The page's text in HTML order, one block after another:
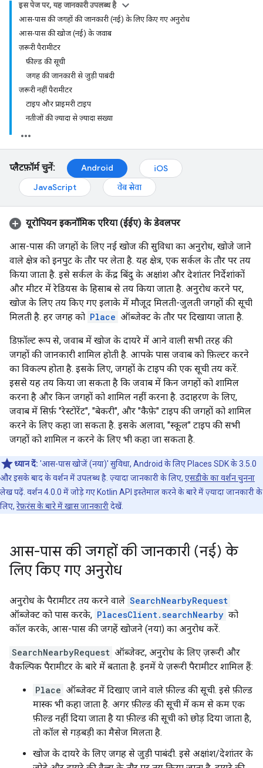
इस पेज पर, यह जानकारी उपलब्ध है
आस-पास की जगहों की जानकारी (नई) के लिए किए गए अनुरोध
आस-पास की खोज (नई) के जवाब
ज़रूरी पैरामीटर
फ़ील्ड की सूची
जगह की जानकारी से जुड़ी पाबंदी
ज़रूरी नहीं पैरामीटर
टाइप और प्राइमरी टाइप
नतीजों की ज़्यादा से ज़्यादा संख्या
प्लैटफ़ॉर्म चुनें: Android
iOS
JavaScript
वेब सेवा
यूरोपियन इकनॉमिक एरिया (ईईए) के डेवलपर
आस-पास की जगहों के लिए नई खोज की सुविधा का अनुरोध, खोजे जाने
वाले क्षेत्र को इनपुट के तौर पर लेता है. यह क्षेत्र, एक सर्कल के तौर पर तय
किया जाता है. इसे सर्कल के केंद्र बिंदु के अक्षांश और देशांतर निर्देशांकों
और मीटर में रेडियस के हिसाब से तय किया जाता है. अनुरोध करने पर,
खोज के लिए तय किए गए इलाके में मौजूद मिलती-जुलती जगहों की सूची
मिलती है. हर जगह को Place ऑब्जेक्ट के तौर पर दिखाया जाता है.
डिफ़ॉल्ट रूप से, जवाब में खोज के दायरे में आने वाली सभी तरह की
जगहों की जानकारी शामिल होती है. आपके पास जवाब को फ़िल्टर करने
का विकल्प होता है. इसके लिए, जगहों के टाइप की एक सूची तय करें.
इससे यह तय किया जा सकता है कि जवाब में किन जगहों को शामिल
करना है और किन जगहों को शामिल नहीं करना है. उदाहरण के लिए,
जवाब में सिर्फ़ "रेस्टोरेंट", "बेकरी", और "कैफ़े" टाइप की जगहों को शामिल
करने के लिए कहा जा सकता है. इसके अलावा, "स्कूल" टाइप की सभी
जगहों को शामिल न करने के लिए भी कहा जा सकता है.
ध्यान दें: 'आस-पास खोजें (नया)' सुविधा, Android के लिए Places SDK के 3.5.0
और इसके बाद के वर्शन में उपलब्ध है. ज़्यादा जानकारी के लिए, एसडीके का वर्शन चुनना
लेख पढ़ें. वर्शन 4.0.0 में जोड़े गए Kotlin API इस्तेमाल करने के बारे में ज़्यादा जानकारी के
लिए, रेफ़रंस के बारे में खास जानकारीदेखें.
आस-पास की जगहों की जानकारी (नई) के
लिए किए गए अनुरोध
अनुरोध के पैरामीटर तय करने वाले SearchNearbyRequest
ऑब्जेक्ट को पास करके, PlacesClient.searchNearby को
कॉल करके, आस-पास की जगहें खोजने (नया) का अनुरोध करें.
SearchNearbyRequest ऑब्जेक्ट, अनुरोध के लिए ज़रूरी और
वैकल्पिक पैरामीटर के बारे में बताता है. इनमें ये ज़रूरी पैरामीटर शामिल हैं:
Place ऑब्जेक्ट में दिखाए जाने वाले फ़ील्ड की सूची. इसे फ़ील्ड
मास्क भी कहा जाता है. अगर फ़ील्ड की सूची में कम से कम एक
फ़ील्ड नहीं दिया जाता है या फ़ील्ड की सूची को छोड़ दिया जाता है,
तो कॉल से गड़बड़ी का मैसेज मिलता है.
खोज के दायरे के लिए जगह से जुड़ी पाबंदी. इसे अक्षांश/देशांतर के